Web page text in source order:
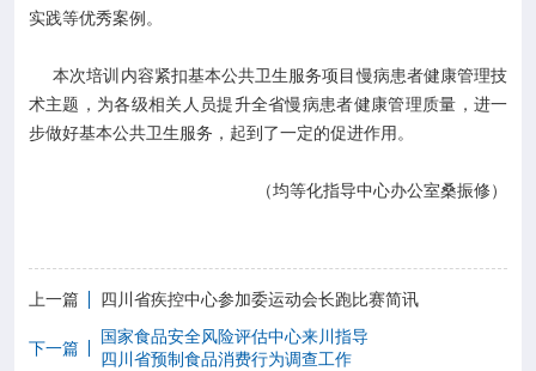
实践等优秀案例。
本次培训内容紧扣基本公共卫生服务项目慢病患者健康管理技
术主题，为各级相关人员提升全省慢病患者健康管理质量，进一
步做好基本公共卫生服务，起到了一定的促进作用。
（均等化指导中心办公室桑振修）
上一篇 四川省疾控中心参加委运动会长跑比赛简讯
下一篇
国家食品安全风险评估中心来川指导
四川省预制食品消费行为调查工作